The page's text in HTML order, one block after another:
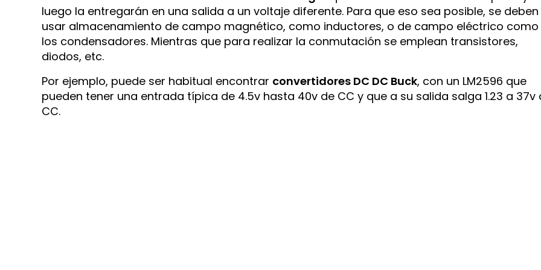
luego la entregarán en una salida a un voltaje diferente. Para que eso sea posible, se deben
usar almacenamiento de campo magnético, como inductores, o de campo eléctrico como
los condensadores. Mientras que para realizar la conmutación se emplean transistores,
diodos, etc.
Por ejemplo, puede ser habitual encontrar convertidores DC DC Buck, con un LM2596 que
pueden tener una entrada típica de 4.5v hasta 40v de CC y que a su salida salga 1.23 a 37v
CC.